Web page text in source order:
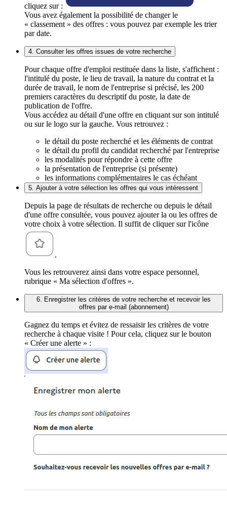
cliquez sur :
Vous avez également la possibilité de changer le
« classement » des offres : vous pouvez par exemple les trier
par date.
4. Consulter les offres issues de votre recherche
Pour chaque offre d'emploi restituée dans la liste, s'affichent :
l'intitulé du poste, le lieu de travail, la nature du contrat et la
durée de travail, le nom de l'entreprise si précisé, les 200
premiers caractères du descriptif du poste, la date de
publication de l'offre.
Vous accédez au détail d'une offre en cliquant sur son intitulé
ou sur le logo sur la gauche. Vous retrouvez :
le détail du poste recherché et les éléments de contrat
le détail du profil du candidat recherché par l'entreprise
les modalités pour répondre à cette offre
la présentation de l'entreprise (si présente)
les informations complémentaires le cas échéant
5. Ajouter à votre sélection les offres qui vous intéressent
Depuis la page de résultats de recherche ou depuis le détail
d'une offre consultée, vous pouvez ajouter la ou les offres de
votre choix à votre sélection. Il suffit de cliquer sur l'icône
.
Vous les retrouverez ainsi dans votre espace personnel,
rubrique « Ma sélection d'offres ».
6. Enregistrer les critères de votre recherche et recevoir les
offres par e-mail (abonnement)
Gagnez du temps et évitez de ressaisir les critères de votre
recherche à chaque visite ! Pour cela, cliquez sur le bouton
« Créer une alerte » :